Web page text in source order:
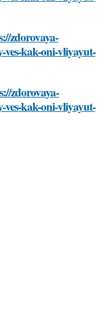
zdorovaya-
kak-oni-vliyayut-
zdorovaya-
kak-oni-vliyayut-